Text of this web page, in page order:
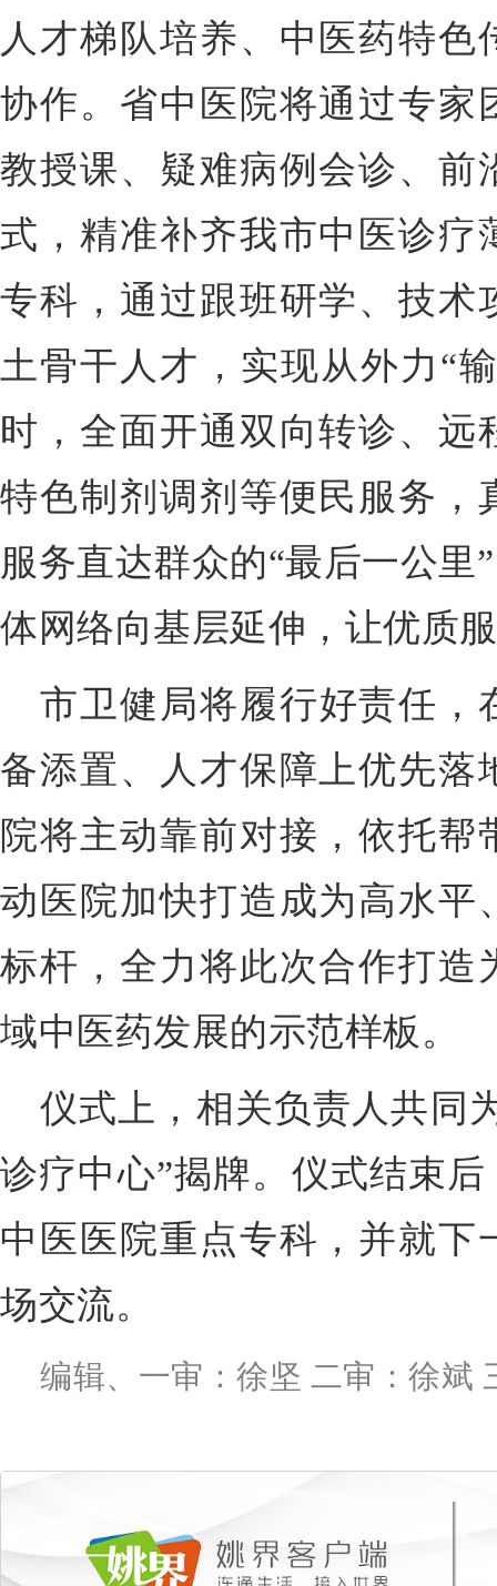
人才梯队培养、中医药特
协作。省中医院将通过专家
教授课、疑难病例会诊、前
式，精准补齐我市中医诊疗
专科，通过跟班研学、技术
土骨干人才，实现从外力“
时，全面开通双向转诊、远
特色制剂调剂等便民服务，
服务直达群众的“最后一公里
体网络向基层延伸，让优质
市卫健局将履行好责任，
备添置、人才保障上优先落
院将主动靠前对接，依托
动医院加快打造成为高水平
标杆，全力将此次合作打造
域中医药发展的示范样板。
仪式上，相关负责人共同
诊疗中心”揭牌。仪式结束
中医医院重点专科，并就下
场交流。
编辑、一审：徐坚 二审：徐斌